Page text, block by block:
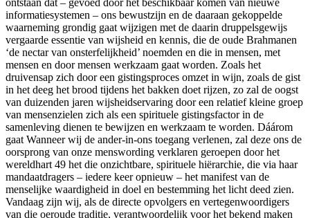
informatiesystemen – ons bewustzijn en de daaraan gekoppelde
waarneming grondig gaat wijzigen met de daarin druppelsgewijs
vergaarde essentie van wijsheid en kennis, die de oude Brahmanen
‘de nectar van onsterfelijkheid’ noemden en die in mensen, met
mensen en door mensen werkzaam gaat worden. Zoals het
druivensap zich door een gistingsproces omzet in wijn, zoals de gist
in het deeg het brood tijdens het bakken doet rijzen, zo zal de oogst
van duizenden jaren wijsheidservaring door een relatief kleine groep
van mensenzielen zich als een spirituele gistingsfactor in de
samenleving dienen te bewijzen en werkzaam te worden. Dáárom
gaat Wanneer wij de ander-in-ons toegang verlenen, zal deze ons de
oorsprong van onze menswording verklaren geroepen door het
wereldhart 49 het die onzichtbare, spirituele hiërarchie, die via haar
mandaatdragers – iedere keer opnieuw – het manifest van de
menselijke waardigheid in doel en bestemming het licht deed zien.
Vandaag zijn wij, als de directe opvolgers en vertegenwoordigers
van die oeroude traditie, verantwoordelijk voor het bekend maken